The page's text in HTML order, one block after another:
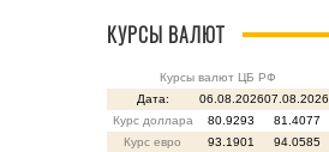
КУРСЫ ВАЛЮТ
Курсы валют ЦБ РФ
Дата:
06.08.202607.08.2026
Курс доллара
80.9293
81.4077
Курс евро
93.1901
94.0585